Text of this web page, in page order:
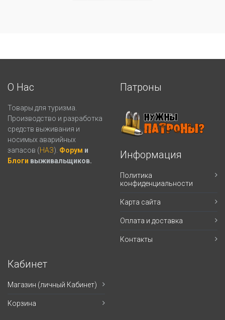
О Нас
Товары для туризма.
Производство и разработка
средств выживания и
носимых аварийных
запасов (НАЗ). Форум и
Блоги выживальщиков.
Патроны
Информация
Политика
конфиденциальности
Карта сайта
Оплата и доставка
Контакты
Кабинет
Магазин (личный Кабинет)
Корзина